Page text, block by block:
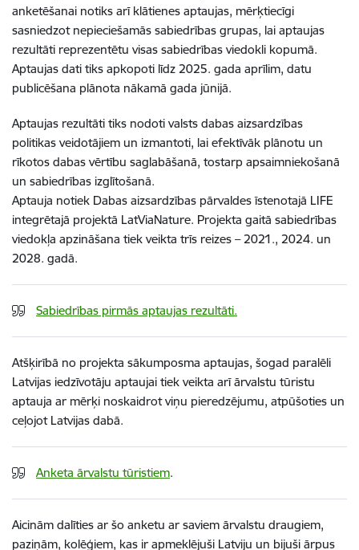
anketēšanai notiks arī klātienes aptaujas, mērķtiecīgi
sasniedzot nepieciešamās sabiedrības grupas, lai aptaujas
rezultāti reprezentētu visas sabiedrības viedokli kopumā.
Aptaujas dati tiks apkopoti līdz 2025. gada aprīlim, datu
publicēšana plānota nākamā gada jūnijā.
Aptaujas rezultāti tiks nodoti valsts dabas aizsardzības
politikas veidotājiem un izmantoti, lai efektīvāk plānotu un
rīkotos dabas vērtību saglabāšanā, tostarp apsaimniekošanā
un sabiedrības izglītošanā.
Aptauja notiek Dabas aizsardzības pārvaldes īstenotajā LIFE
integrētajā projektā LatViaNature. Projekta gaitā sabiedrības
viedokļa apzināšana tiek veikta trīs reizes – 2021., 2024. un
2028. gadā.
Sabiedrības pirmās aptaujas rezultāti.
Atšķirībā no projekta sākumposma aptaujas, šogad paralēli
Latvijas iedzīvotāju aptaujai tiek veikta arī ārvalstu tūristu
aptauja ar mērķi noskaidrot viņu pieredzējumu, atpūšoties un
ceļojot Latvijas dabā.
Anketa ārvalstu tūristiem.
Aicinām dalīties ar šo anketu ar saviem ārvalstu draugiem,
paziņām, kolēģiem, kas ir apmeklējuši Latviju un bijuši ārpus